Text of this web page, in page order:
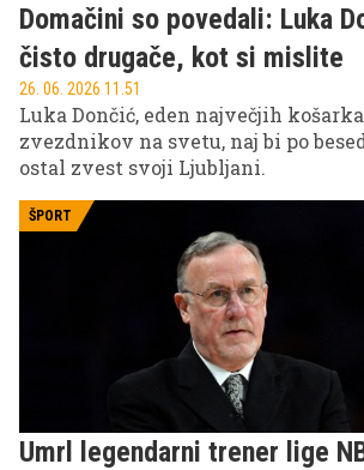
Domačini so povedali: Luka
čisto drugače, kot si mislite
26. 06. 2026 11.51
Luka Dončić, eden največjih
zvezdnikov na svetu, naj bi po
ostal zvest svoji Ljubljani.
ŠPORT
Umrl legendarni trener lige